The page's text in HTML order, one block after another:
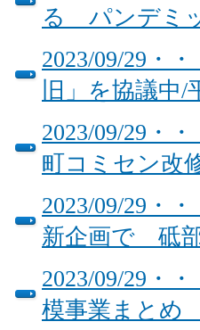
る パンデミ
2023/09/29・
旧」を協議中
2023/09/29・
町コミセン改
2023/09/29・
新企画で 砥
2023/09/29・
模事業まと